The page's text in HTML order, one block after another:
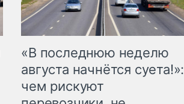
«В последнюю неделю
августа начнётся суета!»:
чем рискуют